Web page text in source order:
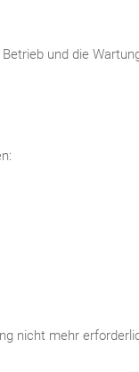
und die
nicht mehr